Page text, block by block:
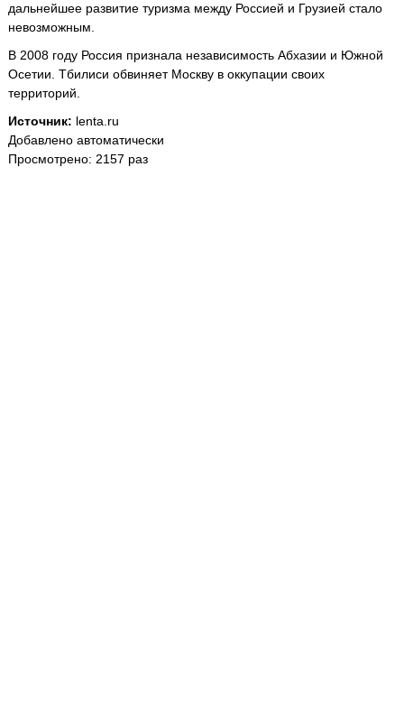
дальнейшее развитие туризма между Россией и Грузией стало
невозможным.
В 2008 году Россия признала независимость Абхазии и Южной
Осетии. Тбилиси обвиняет Москву в оккупации своих
территорий.
Источник: lenta.ru
Добавлено автоматически
Просмотрено: 2157 раз